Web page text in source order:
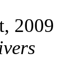
2009